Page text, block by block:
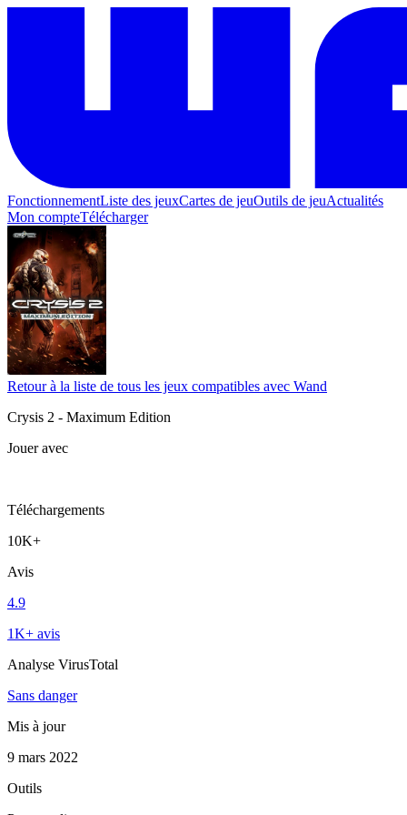
FonctionnementListe des jeuxCartes de jeuOutils de jeuActualités
Mon compteTélécharger
Retour à la liste de tous les jeux compatibles avec Wand
Crysis 2 - Maximum Edition
Jouer avec
Téléchargements
10K+
Avis
4.9
1K+ avis
Analyse VirusTotal
Sans danger
Mis à jour
9 mars 2022
Outils